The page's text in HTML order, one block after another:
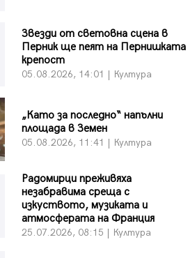
Звезди от световна сцена в
Перник ще пеят на Пернишката
крепост
05.08.2026, 14:01 | Култура
„Като за последно“ напълни
площада в Земен
05.08.2026, 11:41 | Култура
Радомирци преживяха
незабравима среща с
изкуството, музиката и
атмосферата на Франция
25.07.2026, 08:15 | Култура